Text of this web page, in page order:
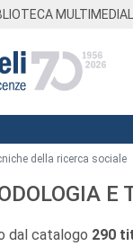
della ricerca sociale
E
dal catalogo 290